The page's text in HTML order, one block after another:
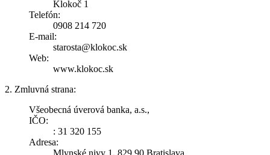
Klokoč 1
Telefón:
0908 214 720
E-mail:
starosta@klokoc.sk
Web:
www.klokoc.sk
2. Zmluvná strana:
Všeobecná úverová banka, a.s.,
IČO:
: 31 320 155
Adresa:
Mlynské nivy 1, 829 90 Bratislava